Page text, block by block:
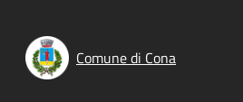
Comune di Cona